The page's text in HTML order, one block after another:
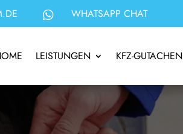
 WHATSAPP CHAT
LEISTUNGEN KFZ-GUTACHEN